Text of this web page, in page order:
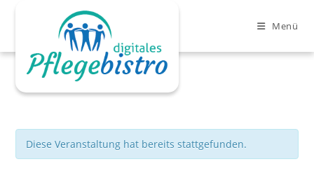
Menü
Diese Veranstaltung hat bereits stattgefunden.